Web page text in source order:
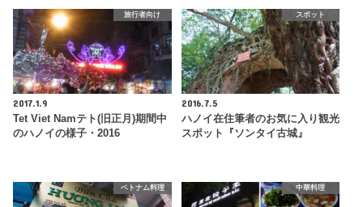
旅行者向け
2017.1.9
Tet Viet Namテト(旧正月)期間中
のハノイの様子・2016
スポット
2016.7.5
ハノイ在住筆者のお気に入り観光
スポット『ソンタイ古城』
ベトナム料理 中華料理